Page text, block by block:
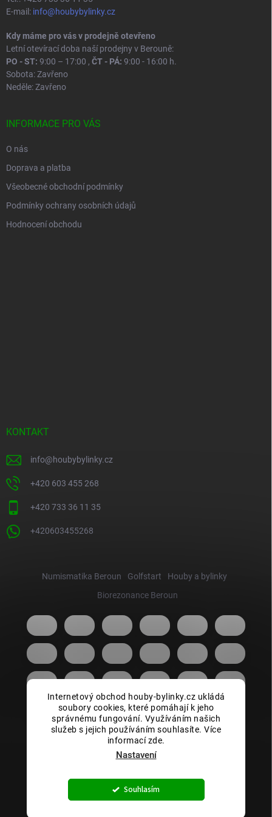
Internetový obchod houby-bylinky.cz ukládá
soubory cookies, které pomáhají k jeho
správnému fungování. Využíváním našich
služeb s jejich používáním souhlasíte. Více
informací zde.
Nastavení
Souhlasím
E-mail: info@houbybylinky.cz
Kdy máme pro vás v prodejně otevřeno
Letní otevírací doba naší prodejny v Berouně:
PO - ST: 9:00 – 17:00 , ČT - PÁ: 9:00 - 16:00 h.
Sobota: Zavřeno
Neděle: Zavřeno
INFORMACE PRO VÁS
O nás
Doprava a platba
Všeobecné obchodní podmínky
Podmínky ochrany osobních údajů
Hodnocení obchodu
KONTAKT
info@houbybylinky.cz
+420 603 455 268
+420 733 36 11 35
+420603455268
Numismatika Beroun Golfstart
Houby a bylinky
Biorezonance Beroun
Vytvořil Shoptet
Copyright 2026 . Všechna práva vyhrazena.